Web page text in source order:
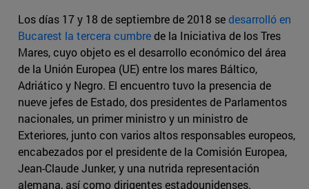
Los días 17 y 18 de septiembre de 2018 sedesarrolló en
Bucarest la tercera cumbrede la Iniciativa de los Tres
Mares, cuyo objeto es el desarrollo económico del área
de la Unión Europea (UE) entre los mares Báltico,
Adriático y Negro. El encuentro tuvo la presencia de
nueve jefes de Estado, dos presidentes de Parlamentos
nacionales, un primer ministro y un ministro de
Exteriores, junto con varios altos responsables europeos,
encabezados por el presidente de la Comisión Europea,
Jean-Claude Junker, y una nutrida representación
alemana, así como dirigentes estadounidenses.